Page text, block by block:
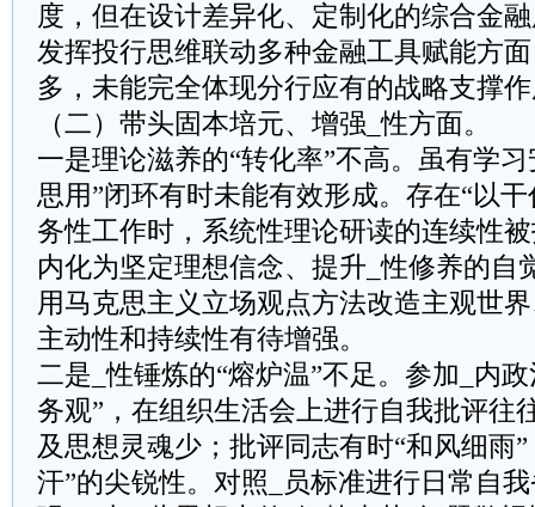
度，但在设计差异化、定制化的综合金
发挥投行思维联动多种金融工具赋能方
多，未能完全体现分行应有的战略支撑
（二）带头固本培元、增强_性方面。
一是理论滋养的“转化率”不高。虽有学
思用”闭环有时未能有效形成。存在“以
务性工作时，系统性理论研读的连续性
内化为坚定理想信念、提升_性修养的自
用马克思主义立场观点方法改造主观世
主动性和持续性有待增强。
二是_性锤炼的“熔炉温”不足。参加_内
务观”，在组织生活会上进行自我批评往
及思想灵魂少；批评同志有时“和风细雨
汗”的尖锐性。对照_员标准进行日常自